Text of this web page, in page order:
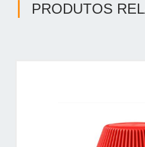
PRODUTOS